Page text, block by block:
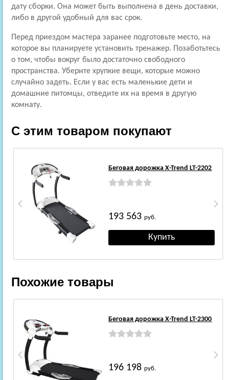
дату сборки. Она может быть выполнена в день доставки,
либо в другой удобный для вас срок.
Перед приездом мастера заранее подготовьте место, на
которое вы планируете установить тренажер. Позаботьтесь
о том, чтобы вокруг было достаточно свободного
пространства. Уберите хрупкие вещи, которые можно
случайно задеть. Если у вас есть маленькие дети и
домашние питомцы, отведите их на время в другую
комнату.
С этим товаром покупают
Беговая дорожка X-Trend LT-2202
193 563 руб.
Похожие товары
Беговая дорожка X-Trend LT-2300
196 198 руб.